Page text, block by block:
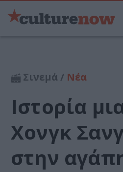
Σινεμά / Νέα
Ιστορία
Χονγκ
στην